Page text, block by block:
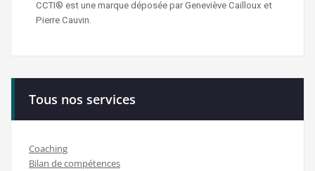
CCTI® est une marque déposée par Geneviève Cailloux et
Pierre Cauvin.
Tous nos services
Coaching
Bilan de compétences